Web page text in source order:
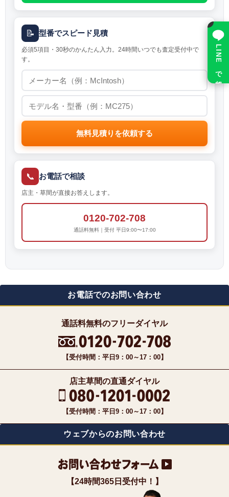
📝 型番でスピード見積
必須5項目・30秒のかんたん入力。24時間いつでも査定受付中で
す。
無料見積りを依頼する
📞 お電話で相談
店主・草間が直接お答えします。
0120-702-708
通話料無料｜受付 平日9:00〜17:00
お電話でのお問い合わせ
通話料無料のフリーダイヤル
【受付時間：平日9：00～17：00】
店主草間の直通ダイヤル
【受付時間：平日9：00～17：00】
ウェブからのお問い合わせ
【24時間365日受付中！】
LINE で相談
×